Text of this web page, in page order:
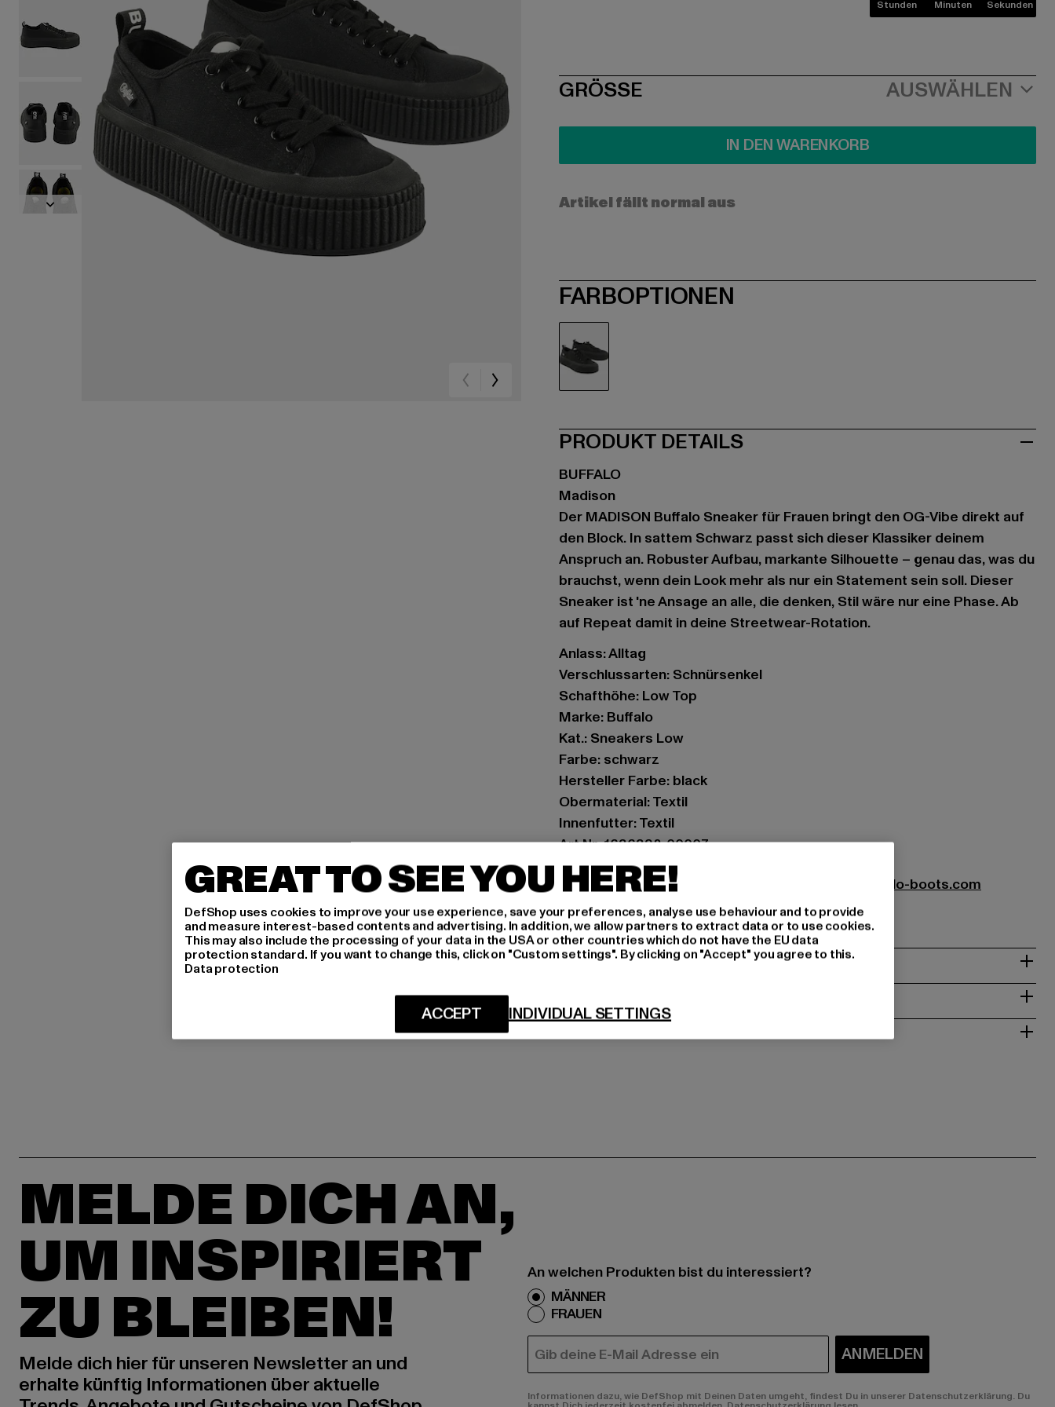
Stunden Minuten Sekunden
SIZE
GRÖSSE AUSWÄHLEN
IN DEN WARENKORB
Artikel fällt normal aus
FARBOPTIONEN
PRODUKT DETAILS
BUFFALO
Madison
Der MADISON Buffalo Sneaker für Frauen bringt den OG-Vibe direkt auf
den Block. In sattem Schwarz passt sich dieser Klassiker deinem
Anspruch an. Robuster Aufbau, markante Silhouette – genau das, was du
brauchst, wenn dein Look mehr als nur ein Statement sein soll. Dieser
Sneaker ist 'ne Ansage an alle, die denken, Stil wäre nur eine Phase. Ab
auf Repeat damit in deine Streetwear-Rotation.
Anlass: Alltag
Verschlussarten: Schnürsenkel
Schafthöhe: Low Top
Marke: Buffalo
Kat.: Sneakers Low
Farbe: schwarz
Hersteller Farbe: black
Obermaterial: Textil
Innenfutter: Textil
Art.Nr: 1636392-00007
Hersteller: Buffalo Boots GmbH |
service-de@buffalo-boots.com
Schanzenstraße 41 | 51063 Köln | DE
GRÖSSE & PASSFORM
LIEFERUNG & RÜCKGABE
MELDE DICH AN,
UM INSPIRIERT
ZU BLEIBEN!
Melde dich hier für unseren Newsletter an und
erhalte künftig Informationen über aktuelle
An welchen Produkten bist du interessiert?
MÄNNER
FRAUEN
E-MAIL ANMELDEN
Informationen dazu, wie DefShop mit Deinen Daten umgeht, findest Du in unserer Datenschutzerklärung. Du
GREAT TO SEE YOU HERE!
DefShop uses cookies to improve your use experience, save your preferences, analyse use behaviour and to provide
and measure interest-based contents and advertising. In addition, we allow partners to extract data or to use cookies.
This may also include the processing of your data in the USA or other countries which do not have the EU data
protection standard. If you want to change this, click on "Custom settings". By clicking on "Accept" you agree to this.
Data protection
INDIVIDUAL SETTINGS
ACCEPT